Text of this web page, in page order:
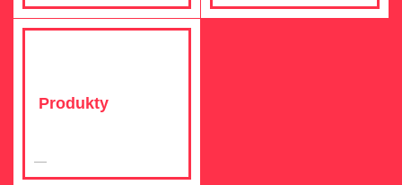
Produkty